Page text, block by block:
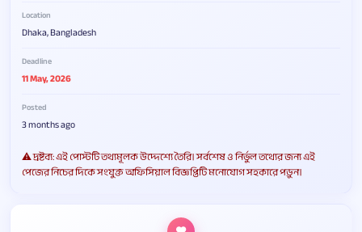
Location
Dhaka, Bangladesh
Deadline
11 May, 2026
Posted
3 months ago
⚠️ দ্রষ্টব্য: এই পোস্টটি তথ্যমূলক উদ্দেশ্যে তৈরি। সর্বশেষ ও নির্ভুল তথ্যের জন্য এই
পেজের নিচের দিকে সংযুক্ত অফিসিয়াল বিজ্ঞপ্তিটি মনোযোগ সহকারে পড়ুন।